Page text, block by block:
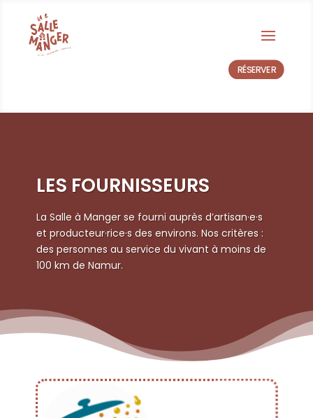
RÉSERVER
LES FOURNISSEURS
La Salle à Manger se fourni auprès d’artisan·e·s
et producteur·rice·s des environs. Nos critères :
des personnes au service du vivant à moins de
100 km de Namur.